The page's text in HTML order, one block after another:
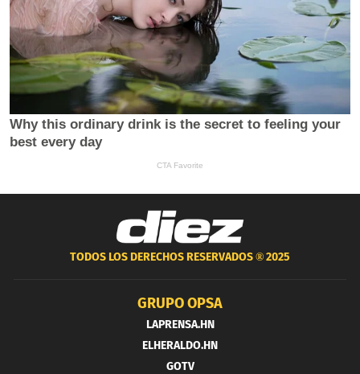
TODOS LOS DERECHOS RESERVADOS ®2025
GRUPO OPSA
LAPRENSA.HN
ELHERALDO.HN
GOTV